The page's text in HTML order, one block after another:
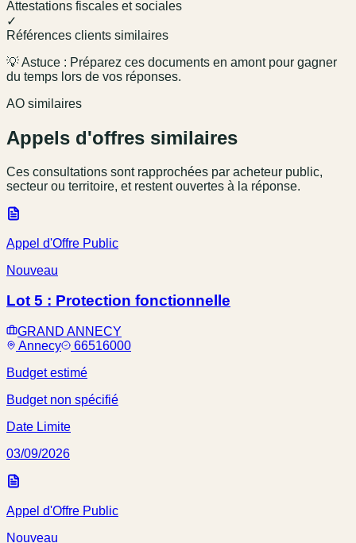
Attestations fiscales et sociales
✓
Références clients similaires
💡 Astuce : Préparez ces documents en amont pour gagner
du temps lors de vos réponses.
AO similaires
Appels d'offres similaires
Ces consultations sont rapprochées par acheteur public,
secteur ou territoire, et restent ouvertes à la réponse.
Appel d'Offre Public
Nouveau
Lot 5 : Protection fonctionnelle
GRAND ANNECY
Annecy
66516000
Budget estimé
Budget non spécifié
Date Limite
03/09/2026
Appel d'Offre Public
Nouveau